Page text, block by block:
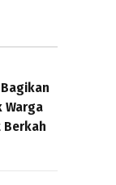
Warga
Berkah